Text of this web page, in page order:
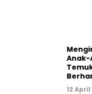
Anak-
12 April